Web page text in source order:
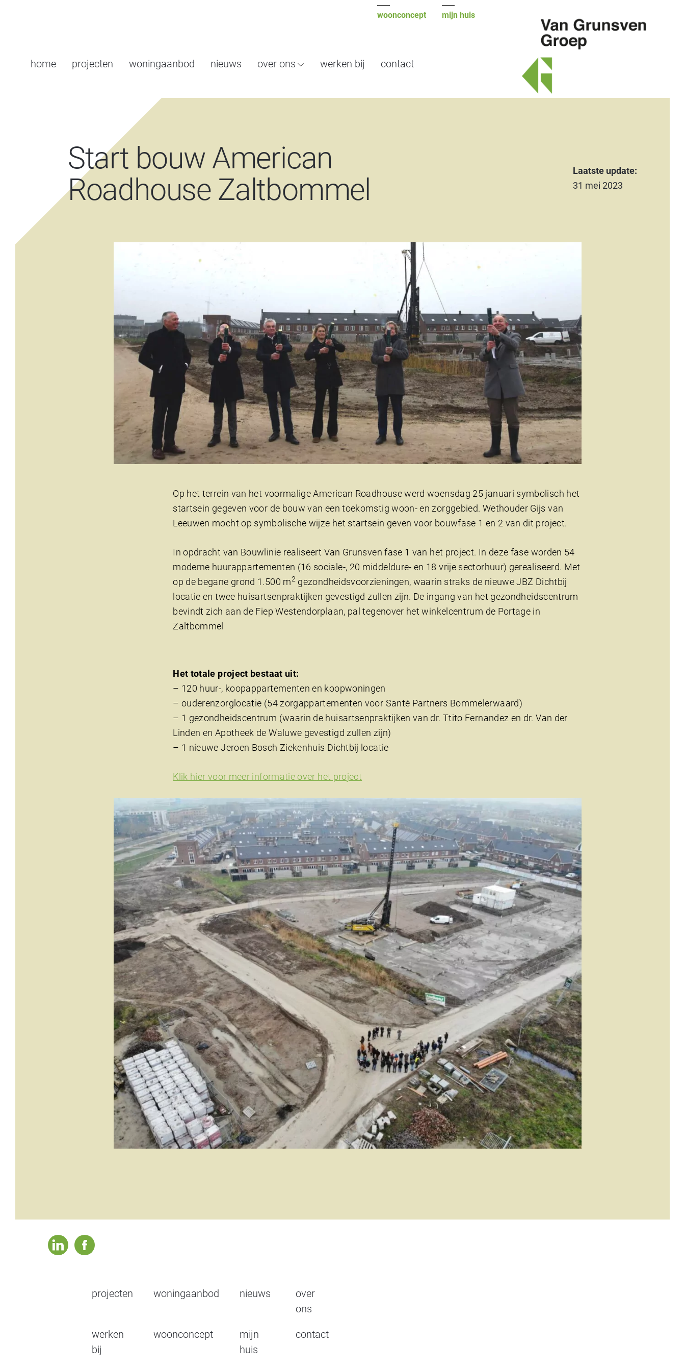
Van
woonconcept mijn huis
home projecten woningaanbod nieuws over ons werken bij contact
Start bouw American
Roadhouse Zaltbommel
Laatste update:
31 mei 2023
Op het terrein van het voormalige American Roadhouse werd woensdag 25 januari symbolisch het
startsein gegeven voor de bouw van een toekomstig woon- en zorggebied. Wethouder Gijs van
Leeuwen mocht op symbolische wijze het startsein geven voor bouwfase 1 en 2 van dit project.
In opdracht van Bouwlinie realiseert Van Grunsven fase 1 van het project. In deze fase worden 54
moderne huurappartementen (16 sociale-, 20 middeldure- en 18 vrije sectorhuur) gerealiseerd. Met
op de begane grond 1.500 m2gezondheidsvoorzieningen, waarin straks de nieuwe JBZ Dichtbij
locatie en twee huisartsenpraktijken gevestigd zullen zijn. De ingang van het gezondheidscentrum
bevindt zich aan de Fiep Westendorplaan, pal tegenover het winkelcentrum de Portage in
Zaltbommel
Het totale project bestaat uit:
– 120 huur-, koopappartementen en koopwoningen
– ouderenzorglocatie (54 zorgappartementen voor Santé Partners Bommelerwaard)
– 1 gezondheidscentrum (waarin de huisartsenpraktijken van dr. Ttito Fernandez en dr. Van der
Linden en Apotheek de Waluwe gevestigd zullen zijn)
– 1 nieuwe Jeroen Bosch Ziekenhuis Dichtbij locatie
Klik hier voor meer informatie over het project
linkedinfacebook
projecten woningaanbod nieuws
over
ons
werken
bij
woonconcept
mijn
huis
contact